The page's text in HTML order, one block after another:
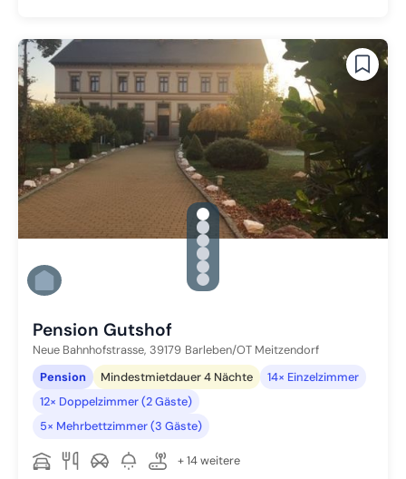
gallery.slide_selector
Zu Slide 1 wechseln
Zu Slide 2 wechseln
Zu Slide 3 wechseln
Zu Slide 4 wechseln
Zu Slide 5 wechseln
Zu Slide 6 wechseln
Pension Gutshof
Neue Bahnhofstrasse, 39179 Barleben/OT Meitzendorf
Pension
Mindestmietdauer 4 Nächte
14× Einzelzimmer
12× Doppelzimmer (2 Gäste)
5× Mehrbettzimmer (3 Gäste)
+ 14 weitere